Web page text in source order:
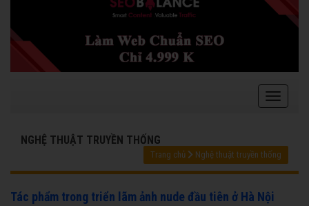
NGHỆ THUẬT TRUYỀN THỐNG
Trang chủ Nghệ thuật truyền thống
Tác phẩm trong triển lãm ảnh nude đầu tiên ở Hà Nội